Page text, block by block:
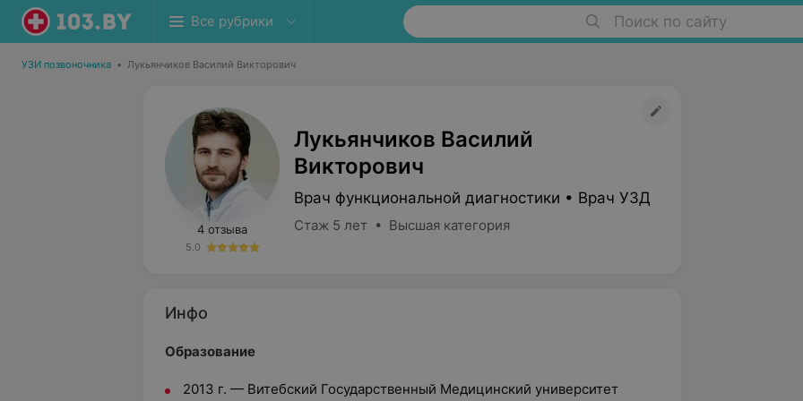
Все рубрики Поиск по сайту
УЗИ позвоночника • Лукьянчиков Василий Викторович
4 отзыва
5.0
Лукьянчиков Василий
Викторович
Врач функциональной диагностики • Врач УЗД
Стаж 5 лет • Высшая категория
Инфо
Образование
2013 г. — Витебский Государственный Медицинский университет